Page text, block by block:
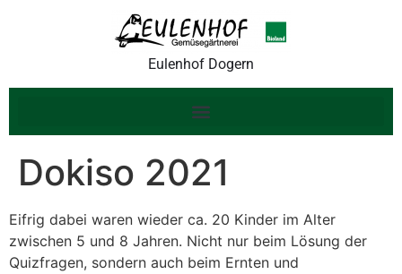
Eulenhof Dogern
Dokiso 2021
Eifrig dabei waren wieder ca. 20 Kinder im Alter
zwischen 5 und 8 Jahren. Nicht nur beim Lösung der
Quizfragen, sondern auch beim Ernten und